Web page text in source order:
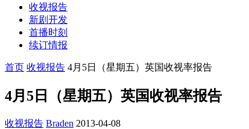
收视报告
新剧开发
首播时刻
续订情报
首页 收视报告 4月5日（星期五）英国收视率报告
4月5日（星期五）英国收视率报告
收视报告 Braden 2013-04-08